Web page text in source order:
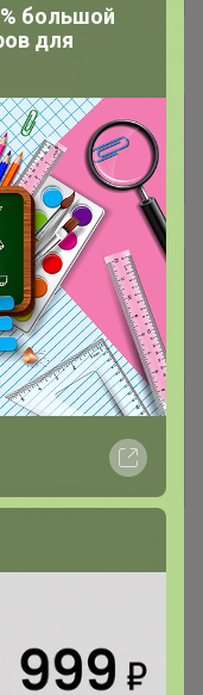
не
позиций нет,
разбираться )
большой
для